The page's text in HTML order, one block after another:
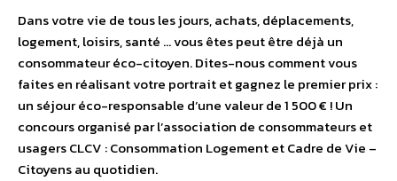
Dans votre vie de tous les jours, achats, déplacements,
logement, loisirs, santé … vous êtes peut être déjà un
consommateur éco-citoyen. Dites-nous comment vous
faites en réalisant votre portrait et gagnez le premier prix :
un séjour éco-responsable d’une valeur de 1 500 € ! Un
concours organisé par l’association de consommateurs et
usagers CLCV : Consommation Logement et Cadre de Vie –
Citoyens au quotidien.